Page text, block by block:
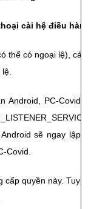
cài hệ điều
thể có ngoại lệ),
Android, PC-Covid
sẽ ngay lập
Covid.
quyền này. Tuy